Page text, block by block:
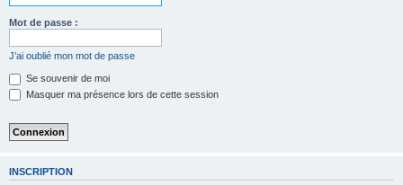
Mot de passe :
J’ai oublié mon mot de passe
Se souvenir de moi
Masquer ma présence lors de cette session
INSCRIPTION